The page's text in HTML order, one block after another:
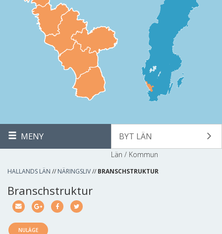
MENY BYT LÄN
Län / Kommun
HALLANDS LÄN // NÄRINGSLIV// BRANSCHSTRUKTUR
Branschstruktur
NULÄGE